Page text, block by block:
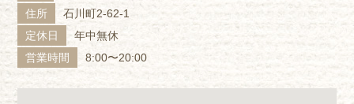
住所
石川町2-62-1
定休日
年中無休
営業時間
8:00〜20:00